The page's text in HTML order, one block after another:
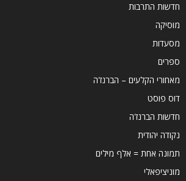
חדשות התרבות
מוסיקה
מסעדות
ספרים
מאחורי הקלעים – הברנז'ה
דוס פוסט
חדשות הברנז'ה
נקודה יהודית
תמונה אחת = אלף מילים
מוניציפאלי